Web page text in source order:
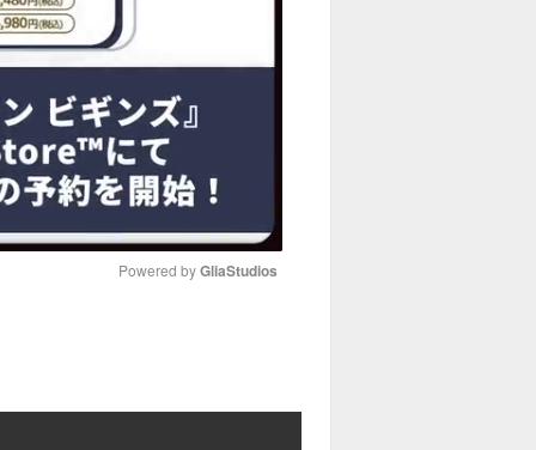
Powered by GliaStudios